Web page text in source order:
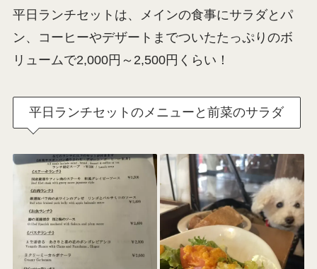
平日ランチセットは、メインの食事にサラダとパ
ン、コーヒーやデザートまでついたたっぷりのボ
リュームで2,000円～2,500円くらい！
平日ランチセットのメニューと前菜のサラダ